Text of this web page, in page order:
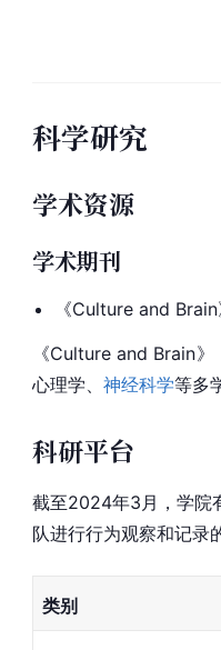
科学研究
学术资源
学术期刊
《Culture and
《Culture and Brain
心理学、 神经科学等多
科研平台
截至2024年3月，学院
队进行行为观察和记录
类别